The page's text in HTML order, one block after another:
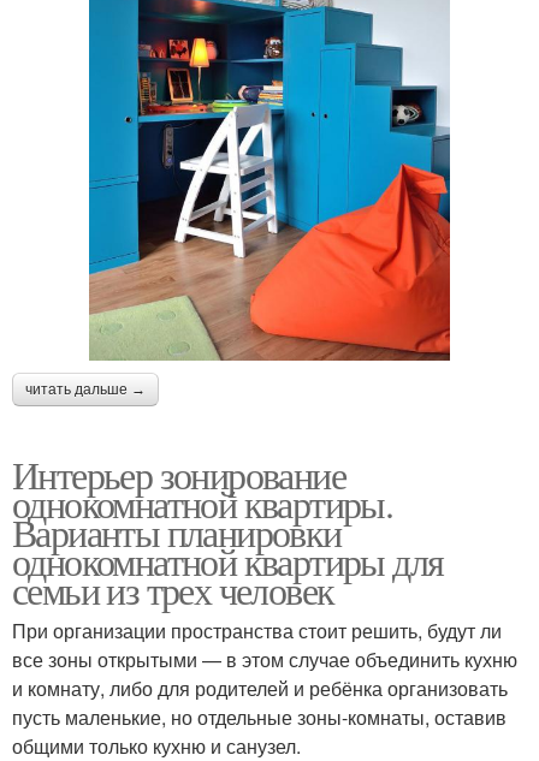
читать дальше →
Интерьер зонирование
однокомнатной квартиры.
Варианты планировки
однокомнатной квартиры для
семьи из трех человек
При организации пространства стоит решить, будут ли
все зоны открытыми — в этом случае объединить кухню
и комнату, либо для родителей и ребёнка организовать
пусть маленькие, но отдельные зоны-комнаты, оставив
общими только кухню и санузел.